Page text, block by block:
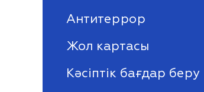
Антитеррор
Жол картасы
Кәсіптік бағдар беру